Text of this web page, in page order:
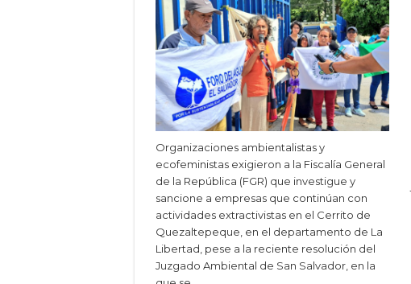
Organizaciones ambientalistas y
ecofeministas exigieron a la Fiscalía General
de la República (FGR) que investigue y
sancione a empresas que continúan con
actividades extractivistas en el Cerrito de
Quezaltepeque, en el departamento de La
Libertad, pese a la reciente resolución del
Juzgado Ambiental de San Salvador, en la